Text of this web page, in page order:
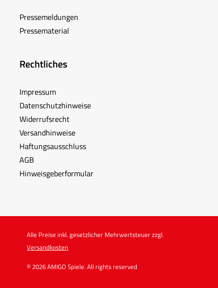
Pressemeldungen
Pressematerial
Rechtliches
Impressum
Datenschutzhinweise
Widerrufsrecht
Versandhinweise
Haftungsausschluss
AGB
Hinweisgeberformular
Alle Preise inkl. gesetzlicher Mehrwertsteuer zzgl.
Versandkosten
© 2026 AMIGO Spiele. All rights reserved